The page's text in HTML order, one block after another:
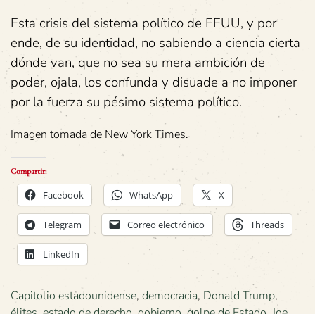
Esta crisis del sistema político de EEUU, y por
ende, de su identidad, no sabiendo a ciencia cierta
dónde van, que no sea su mera ambición de
poder, ojala, los confunda y disuade a no imponer
por la fuerza su pésimo sistema político.
Imagen tomada de New York Times.
Compartir:
Facebook WhatsApp X
Telegram Correo electrónico Threads
LinkedIn
Capitolio estadounidense, democracia, Donald Trump,